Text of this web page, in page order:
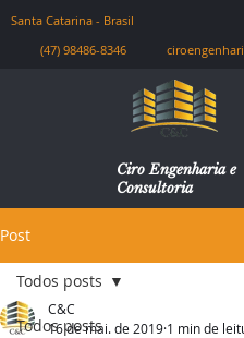
Santa Catarina - Brasil
(47) 98486-8346
Ciro Engenharia e
Consultoria
Post
Todos posts
Todos posts
C&C
16 de mai. de 2019 1 min de